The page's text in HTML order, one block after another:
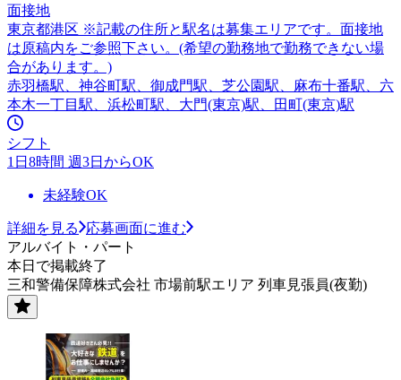
面接地
東京都港区 ※記載の住所と駅名は募集エリアです。面接地
は原稿内をご参照下さい。(希望の勤務地で勤務できない場
合があります。)
赤羽橋駅、神谷町駅、御成門駅、芝公園駅、麻布十番駅、六
本木一丁目駅、浜松町駅、大門(東京)駅、田町(東京)駅
シフト
1日8時間 週3日からOK
未経験OK
詳細を見る
応募画面に進む
アルバイト・パート
本日で掲載終了
三和警備保障株式会社 市場前駅エリア 列車見張員(夜勤)